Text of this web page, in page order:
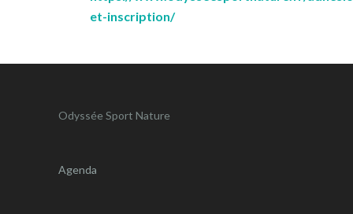
et-inscription/
Odyssée Sport Nature
Agenda